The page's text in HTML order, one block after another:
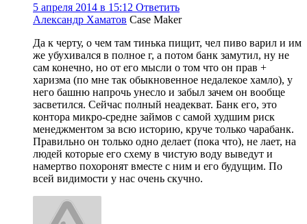
5 апреля 2014 в 15:12 Ответить
Александр Хаматов Case Maker
Да к черту, о чем там тинька пищит, чел пиво варил и им
же убухивался в полное г, а потом банк замутил, ну не
сам конечно, но от его мысли о том что он прав +
харизма (по мне так обыкновенное недалекое хамло), у
него башню напрочь унесло и забыл зачем он вообще
засветился. Сейчас полный неадекват. Банк его, это
контора микро-средне займов с самой худшим риск
менеджментом за всю историю, круче только чарабанк.
Правильно он только одно делает (пока что), не лает, на
людей которые его схему в чистую воду выведут и
намертво похоронят вместе с ним и его будущим. По
всей видимости у нас очень скучно.